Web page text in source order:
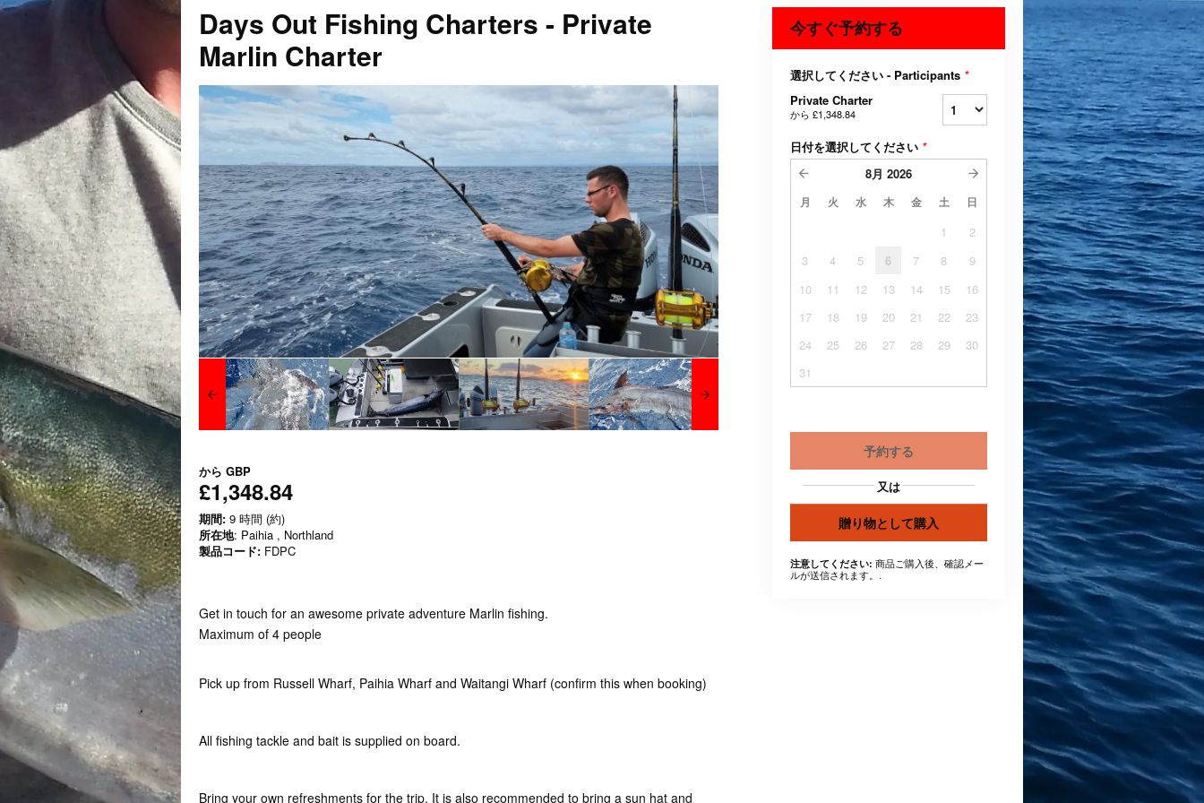
Days Out Fishing Charters - Private
Marlin Charter
から GBP
£1,348.84
期間: 9 時間 (約)
所在地: Paihia , Northland
製品コード: FDPC
Get in touch for an awesome private adventure Marlin fishing.
Maximum of 4 people
Pick up from Russell Wharf, Paihia Wharf and Waitangi Wharf (confirm this when booking)
All fishing tackle and bait is supplied on board.
Bring your own refreshments for the trip. It is also recommended to bring a sun hat and
今すぐ予約する
選択してください - Participants *
Private Charter
から £1,348.84
日付を選択してください *
8月 2026
月 火 水 木 金 土 日
1
2
3
4 5 6 7 8
9
10
11 12 13 14 15
16
17
18 19 20 21 22
23
24
25 26 27 28 29
30
31
予約する
又は
贈り物として購入
注意してください: 商品ご購入後、確認メー
ルが送信されます。.